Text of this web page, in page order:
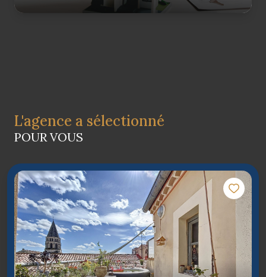
L'agence a sélectionné
POUR VOUS